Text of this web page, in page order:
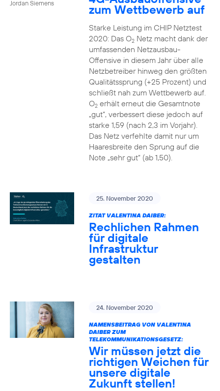
Jordan Siemens
zum Wettbewerb auf
Starke Leistung im CHIP Netztest
2020: Das O2Netz macht dank der
umfassenden Netzausbau-
Offensive in diesem Jahr über alle
Netzbetreiber hinweg den größten
Qualitätssprung (+25 Prozent) und
schließt nah zum Wettbewerb auf.
O2erhält erneut die Gesamtnote
„gut“, verbessert diese jedoch auf
starke 1,59 (nach 2,3 im Vorjahr).
Das Netz verfehlte damit nur um
Haaresbreite den Sprung auf die
Note „sehr gut“ (ab 1,50).
25. November 2020
ZITAT VALENTINA DAIBER:
Rechlichen Rahmen
für digitale
Infrastruktur
gestalten
24. November 2020
NAMENSBEITRAG VON VALENTINA
DAIBER ZUM
TELEKOMMUNIKATIONSGESETZ:
Wir müssen jetzt die
richtigen Weichen für
unsere digitale
Zukunft stellen!